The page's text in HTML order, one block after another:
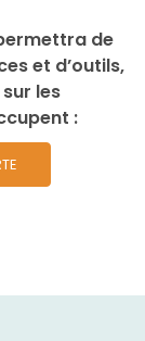
de
et d’outils,
les
: